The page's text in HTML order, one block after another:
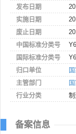
发布日期
实施日期
废止日期
中国标准分类号
国际标准分类号
归口单位
主管部门
行业分类
制
备案信息